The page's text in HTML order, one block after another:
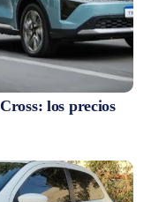
los precios